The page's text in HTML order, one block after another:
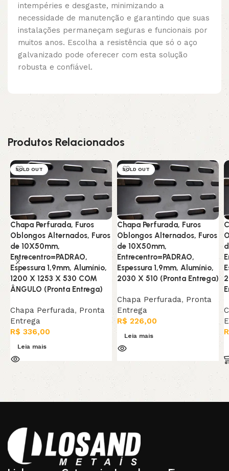
intempéries e desgaste, minimizando a
necessidade de manutenção e garantindo que suas
instalações permaneçam seguras e funcionais por
muitos anos. Escolha a resistência que só o aço
galvanizado pode oferecer com esta solução
robusta e confiável.
Produtos Relacionados
SOLD OUT
Chapa Perfurada, Furos
Oblongos Alternados, Furos
de 10X50mm,
Entrecentro=PADRAO,
Espessura 1,9mm, Alumínio,
1200 X 1253 X 530 COM
ÂNGULO (Pronta Entrega)
Chapa Perfurada, Pronta
Entrega
R$ 336,00
Leia mais
SOLD OUT
Chapa Perfurada, Furos
Oblongos Alternados, Furos
de 10X50mm,
Entrecentro=PADRAO,
Espessura 1,9mm, Alumínio,
2030 X 510 (Pronta Entrega)
Chapa Perfurada, Pronta
Entrega
R$ 226,00
Leia mais